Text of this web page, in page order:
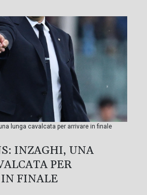
lunga cavalcata per arrivare in finale
INZAGHI, UNA
PER
FINALE